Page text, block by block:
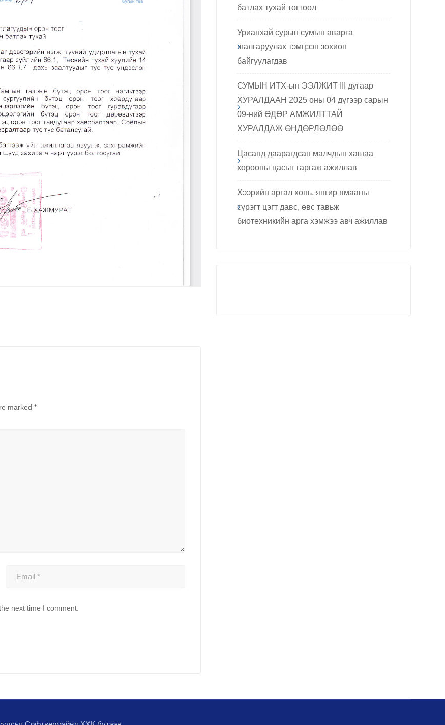
marked *
next time I comment.
батлах тухай тогтоол
Урианхай сурын сумын аварга
шалгаруулах тэмцээн зохион
байгуулагдав
СУМЫН ИТХ-ын ЭЭЛЖИТ III дугаар
ХУРАЛДААН 2025 оны 04 дүгээр сарын
09-ний ӨДӨР АМЖИЛТТАЙ
ХУРАЛДАЖ ӨНДӨРЛӨЛӨӨ
Цасанд даарагдсан малчдын хашаа
хорооны цасыг гаргаж ажиллав
Хээрийн аргал хонь, янгир ямааны
сүрэгт цэгт давс, өвс тавьж
биотехникийн арга хэмжээ авч ажиллав